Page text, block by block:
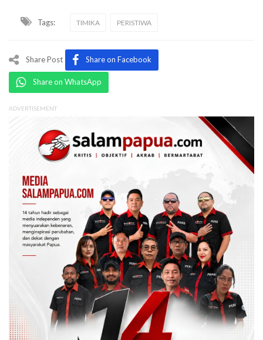
Tags: TIMIKA PERISTIWA
Share Post Share on Facebook
Share on WhatsApp
ADVERTISEMENT